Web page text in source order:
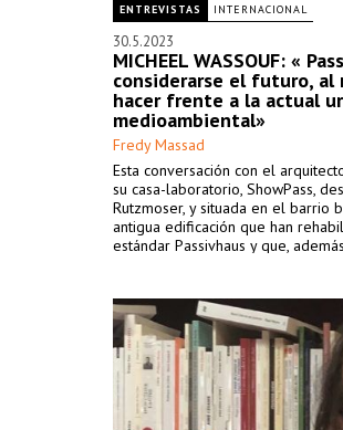
ENTREVISTAS INTERNACIONAL
30.5.2023
MICHEEL WASSOUF: «
considerarse el futuro, al
hacer frente a la actual
medioambiental»
Fredy Massad
Esta conversación con el
su casa-laboratorio, ShowPass,
Rutzmoser, y situada en el barrio
antigua edificación que han
estándar Passivhaus y que,